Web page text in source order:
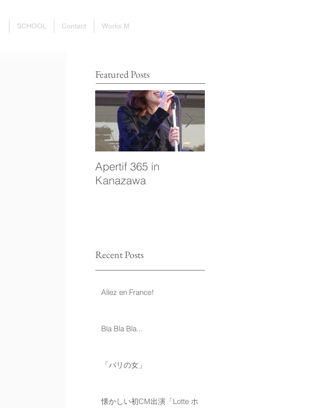
SCHOOL Contact Works.M
Featured Posts
Apertif 365 in
Kanazawa
Recent Posts
Allez en France!
Bla Bla Bla...
「パリの女」
懐かしい初CM出演「Lotte ホ